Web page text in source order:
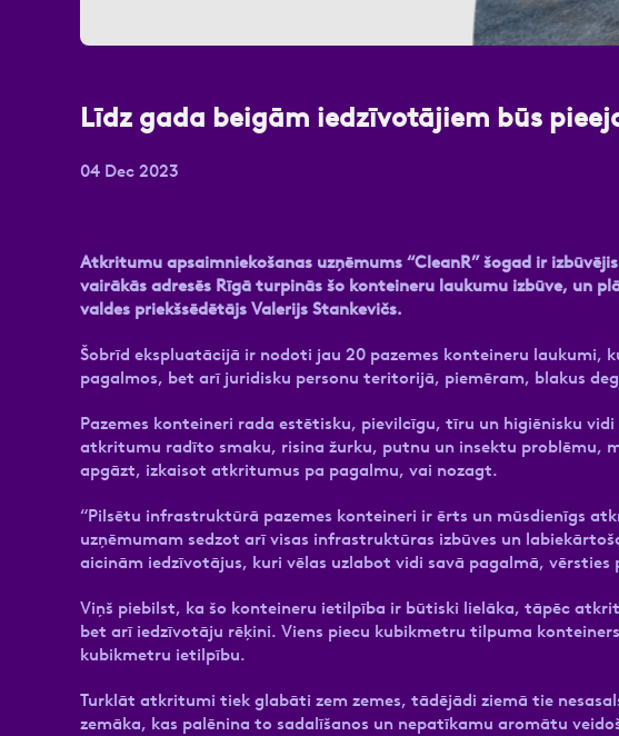
Līdz gada beigām iedzīvotājiem būs
04 Dec 2023
Atkritumu apsaimniekošanas uzņēmums “CleanR” šogad ir
vairākās adresēs Rīgā turpinās šo konteineru laukumu izbūve, un
valdes priekšsēdētājs Valerijs Stankevičs.
Šobrīd ekspluatācijā ir nodoti jau 20 pazemes konteineru laukumi,
pagalmos, bet arī juridisku personu teritorijā, piemēram, blakus
Pazemes konteineri rada estētisku, pievilcīgu, tīru un higiēnisku
atkritumu radīto smaku, risina žurku, putnu un insektu problēmu,
apgāzt, izkaisot atkritumus pa pagalmu, vai nozagt.
“Pilsētu infrastruktūrā pazemes konteineri ir ērts un mūsdienīgs
uzņēmumam sedzot arī visas infrastruktūras izbūves un
aicinām iedzīvotājus, kuri vēlas uzlabot vidi savā pagalmā,
Viņš piebilst, ka šo konteineru ietilpība ir būtiski lielāka, tāpēc
bet arī iedzīvotāju rēķini. Viens piecu kubikmetru tilpuma
kubikmetru ietilpību.
Turklāt atkritumi tiek glabāti zem zemes, tādējādi ziemā tie
zemāka, kas palēnina to sadalīšanos un nepatīkamu aromātu